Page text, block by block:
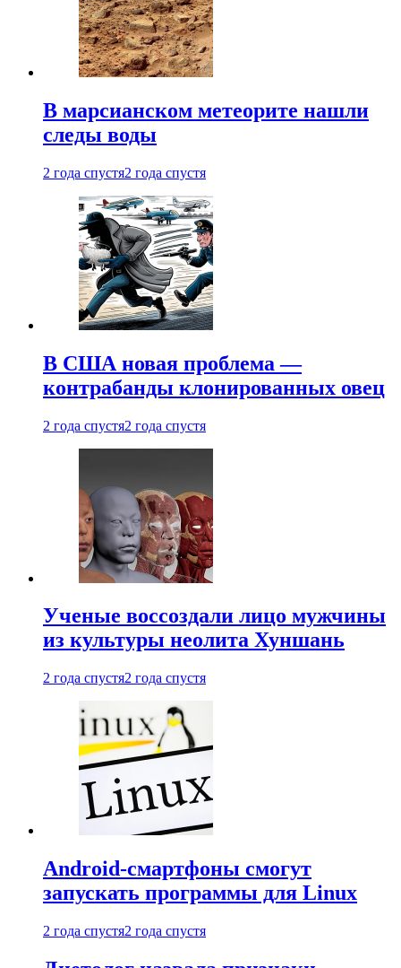
В марсианском метеорите нашли
следы воды
2 года спустя2 года спустя
В США новая проблема —
контрабанды клонированных овец
2 года спустя2 года спустя
Ученые воссоздали лицо мужчины
из культуры неолита Хуншань
2 года спустя2 года спустя
Android-смартфоны смогут
запускать программы для Linux
2 года спустя2 года спустя